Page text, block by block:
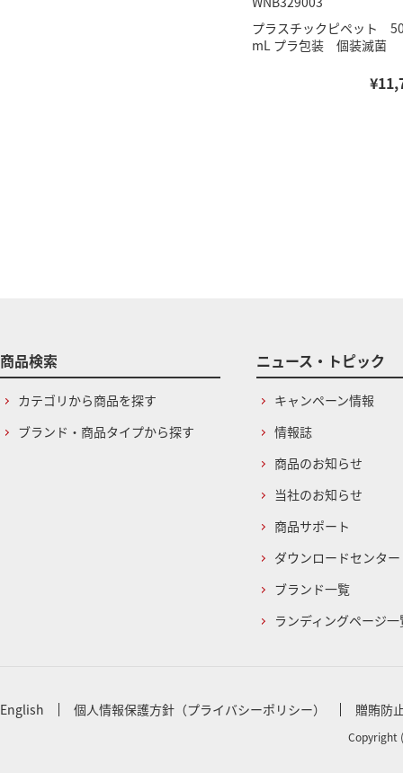
プラスチックピペット
mL プラ包装 個装滅菌
商品検索
カテゴリから商品を探す
ブランド・商品タイプから探す
ニュース・トピック
キャンペーン情報
情報誌
商品のお知らせ
当社のお知らせ
商品サポート
ダウンロードセンター
ブランド一覧
ランディングページ一
English 個人情報保護方針（プライバシーポリシー） 贈賄防
Copyright